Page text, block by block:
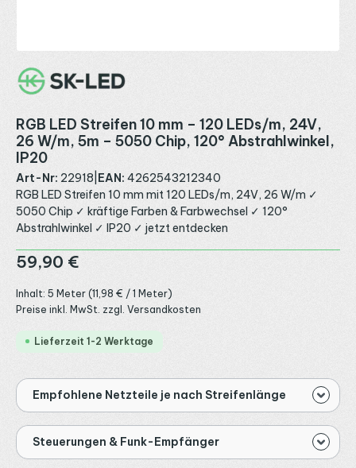
RGB LED Streifen 10 mm – 120 LEDs/m, 24V,
26 W/m, 5m – 5050 Chip, 120° Abstrahlwinkel,
IP20
Art-Nr: 22918 EAN: 4262543212340
RGB LED Streifen 10 mm mit 120 LEDs/m, 24V, 26 W/m ✓
5050 Chip ✓ kräftige Farben & Farbwechsel ✓ 120°
Abstrahlwinkel ✓ IP20 ✓ jetzt entdecken
Regulärer Preis:
59,90 €
Inhalt: 5 Meter (11,98 € / 1 Meter)
Preise inkl. MwSt. zzgl. Versandkosten
Lieferzeit 1-2 Werktage
Empfohlene Netzteile je nach Streifenlänge
Steuerungen & Funk-Empfänger